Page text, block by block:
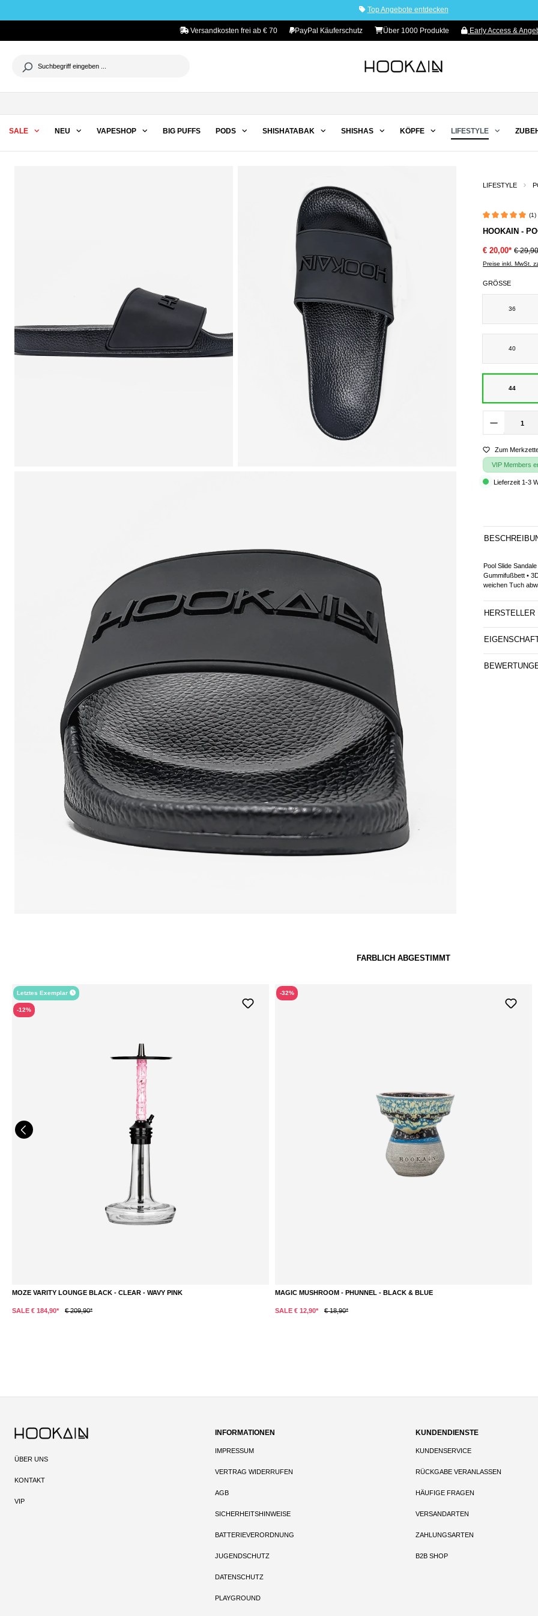
Top Angebote entdecken
Versandkosten frei ab € 70 PayPal Käuferschutz Über 1000 Produkte Early Access &
SALE NEU VAPESHOP BIG PUFFS PODS SHISHATABAK SHISHAS KÖPFE LIFESTYLE
LIFESTYLE
(1)
HOOKAIN -
€ 20,00* €
Preise inkl. MwSt.
GRÖSSE
36
40
44
Zum
VIP Members
Lieferzeit 1-3
Pool Slide
Gummifußbett •
weichen Tuch
HERSTELLER
FARBLICH ABGESTIMMT
Letztes Exemplar
-12%
MOZE VARITY LOUNGE BLACK - CLEAR - WAVY PINK
SALE € 184,90* € 209,90*
-32%
MAGIC MUSHROOM - PHUNNEL - BLACK & BLUE
SALE € 12,90* € 18,90*
ÜBER UNS
KONTAKT
VIP
INFORMATIONEN
IMPRESSUM
VERTRAG WIDERRUFEN
AGB
SICHERHEITSHINWEISE
BATTERIEVERORDNUNG
JUGENDSCHUTZ
DATENSCHUTZ
PLAYGROUND
KUNDENDIENSTE
KUNDENSERVICE
RÜCKGABE VERANLASSEN
HÄUFIGE FRAGEN
VERSANDARTEN
ZAHLUNGSARTEN
B2B SHOP